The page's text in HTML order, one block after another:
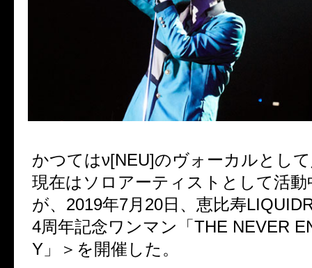
かつてはν[NEU]のヴォーカルとし
現在はソロアーティストとして活動
が、2019年7月20日、恵比寿
4周年記念ワンマン「THE NEVER
Y」＞を開催した。